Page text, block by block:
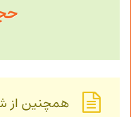
همچنین از